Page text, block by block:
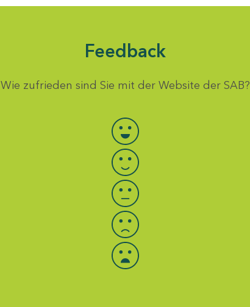
Feedback
Wie zufrieden sind Sie mit der Website der SAB?
Bewertung auswählen